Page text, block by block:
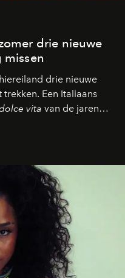
drie nieuwe
drie nieuwe
Een Italiaans
vita van de jaren
na zonsondergang
en de
de nieuwe adressen
lange lunches tot